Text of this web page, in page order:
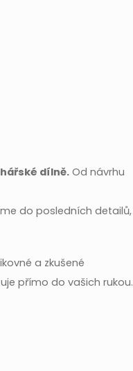
dílně. Od návrhu
do posledních detailů,
a zkušené
přímo do vašich rukou.